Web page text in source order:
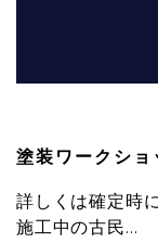
塗装ワークショ
詳しくは確定時
施工中の古民…